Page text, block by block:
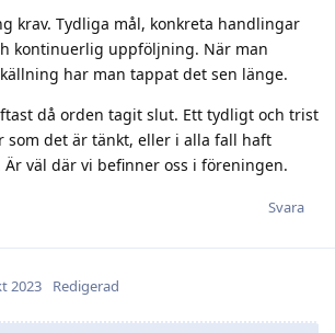
krav. Tydliga mål, konkreta handlingar
kontinuerlig uppföljning. När man
har man tappat det sen länge.
då orden tagit slut. Ett tydligt och trist
som det är tänkt, eller i alla fall haft
väl där vi befinner oss i föreningen.
Svara
2023 Redigerad